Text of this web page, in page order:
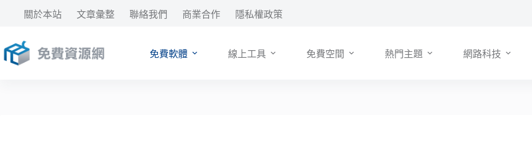
要
內
關於本站 文章彙整 聯絡我們 商業合作 隱私權政策
免費軟體 線上工具 免費空間 熱門主題 網路科技